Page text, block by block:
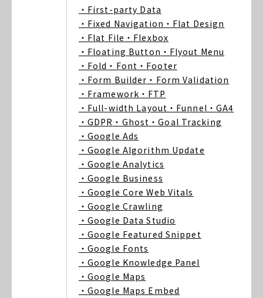
・First-party Data
・Fixed Navigation ・Flat Design
・Flat File ・Flexbox
・Floating Button ・Flyout Menu
・Fold ・Font ・Footer
・Form Builder ・Form Validation
・Framework ・FTP
・Full-width Layout ・Funnel ・GA4
・GDPR ・Ghost ・Goal Tracking
・Google Ads
・Google Algorithm Update
・Google Analytics
・Google Business
・Google Core Web Vitals
・Google Crawling
・Google Data Studio
・Google Featured Snippet
・Google Fonts
・Google Knowledge Panel
・Google Maps
・Google Maps Embed